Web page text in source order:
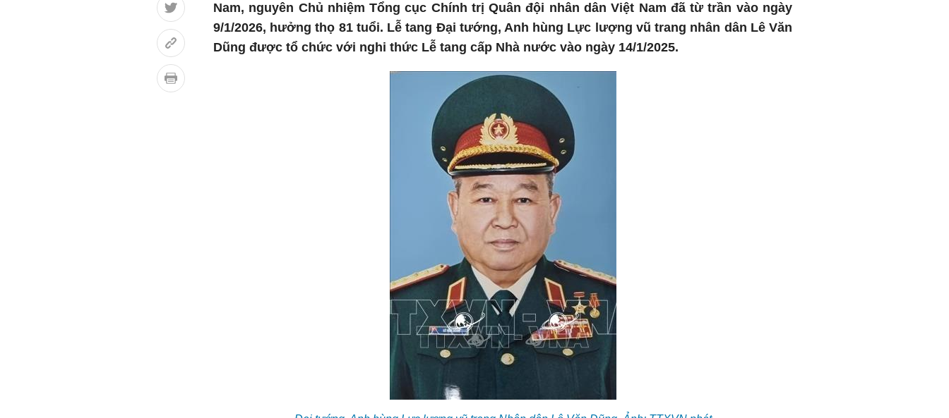
Nam, nguyên Chủ nhiệm Tổng cục Chính trị Quân đội nhân dân Việt Nam đã từ trần vào ngày
9/1/2026, hưởng thọ 81 tuổi. Lễ tang Đại tướng, Anh hùng Lực lượng vũ trang nhân dân Lê Văn
Dũng được tổ chức với nghi thức Lễ tang cấp Nhà nước vào ngày 14/1/2025.